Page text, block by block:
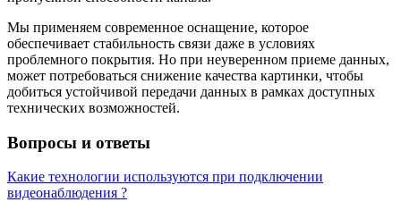
Мы применяем современное оснащение, которое
обеспечивает стабильность связи даже в условиях
проблемного покрытия. Но при неуверенном приеме данных,
может потребоваться снижение качества картинки, чтобы
добиться устойчивой передачи данных в рамках доступных
технических возможностей.
Вопросы и ответы
Какие технологии используются при подключении
видеонаблюдения ?